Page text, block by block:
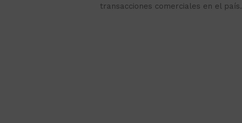
transacciones comerciales en el país.